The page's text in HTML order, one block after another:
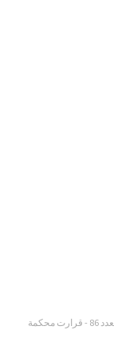
مجلة محكمة النقض - العدد 86 - قرارت محكمة